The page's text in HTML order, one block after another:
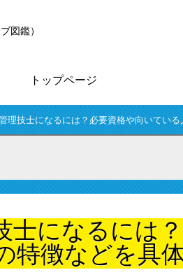
図鑑）
トップページ
理技士になるには？必要資格や向いてい
士になるには
特徴などを具